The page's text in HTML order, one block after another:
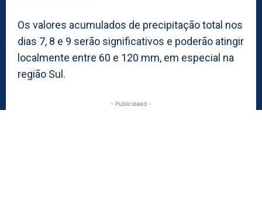
Os valores acumulados de precipitação total nos
dias 7, 8 e 9 serão significativos e poderão atingir
localmente entre 60 e 120 mm, em especial na
região Sul.
- Publicidaed -